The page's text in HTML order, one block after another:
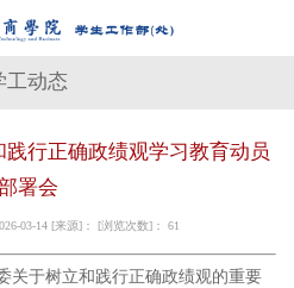
工动态
行正确政绩观学习教育动员
署会
03-14 [来源]： [浏览次数]： 61
关于树立和践行正确政绩观的重要